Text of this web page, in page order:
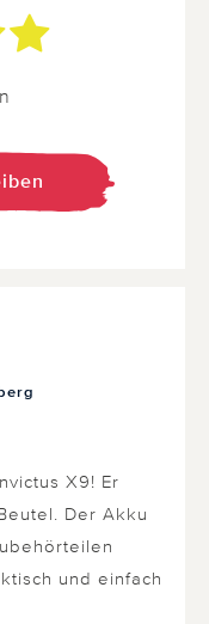
X9! Er
Der Akku
und einfach